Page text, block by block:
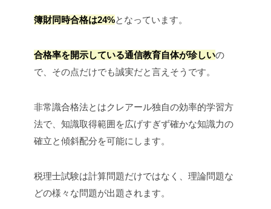
簿財同時合格は24%となっています。
合格率を開示している通信教育自体が珍しいの
で、その点だけでも誠実だと言えそうです。
非常識合格法とはクレアール独自の効率的学習方
法で、知識取得範囲を広げすぎず確かな知識力の
確立と傾斜配分を可能にします。
税理士試験は計算問題だけではなく、理論問題な
どの様々な問題が出題されます。